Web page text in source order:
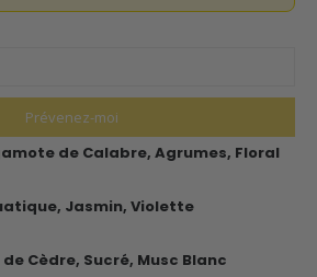
de Calabre, Agrumes, Floral
Jasmin, Violette
de Cèdre, Sucré, Musc Blanc